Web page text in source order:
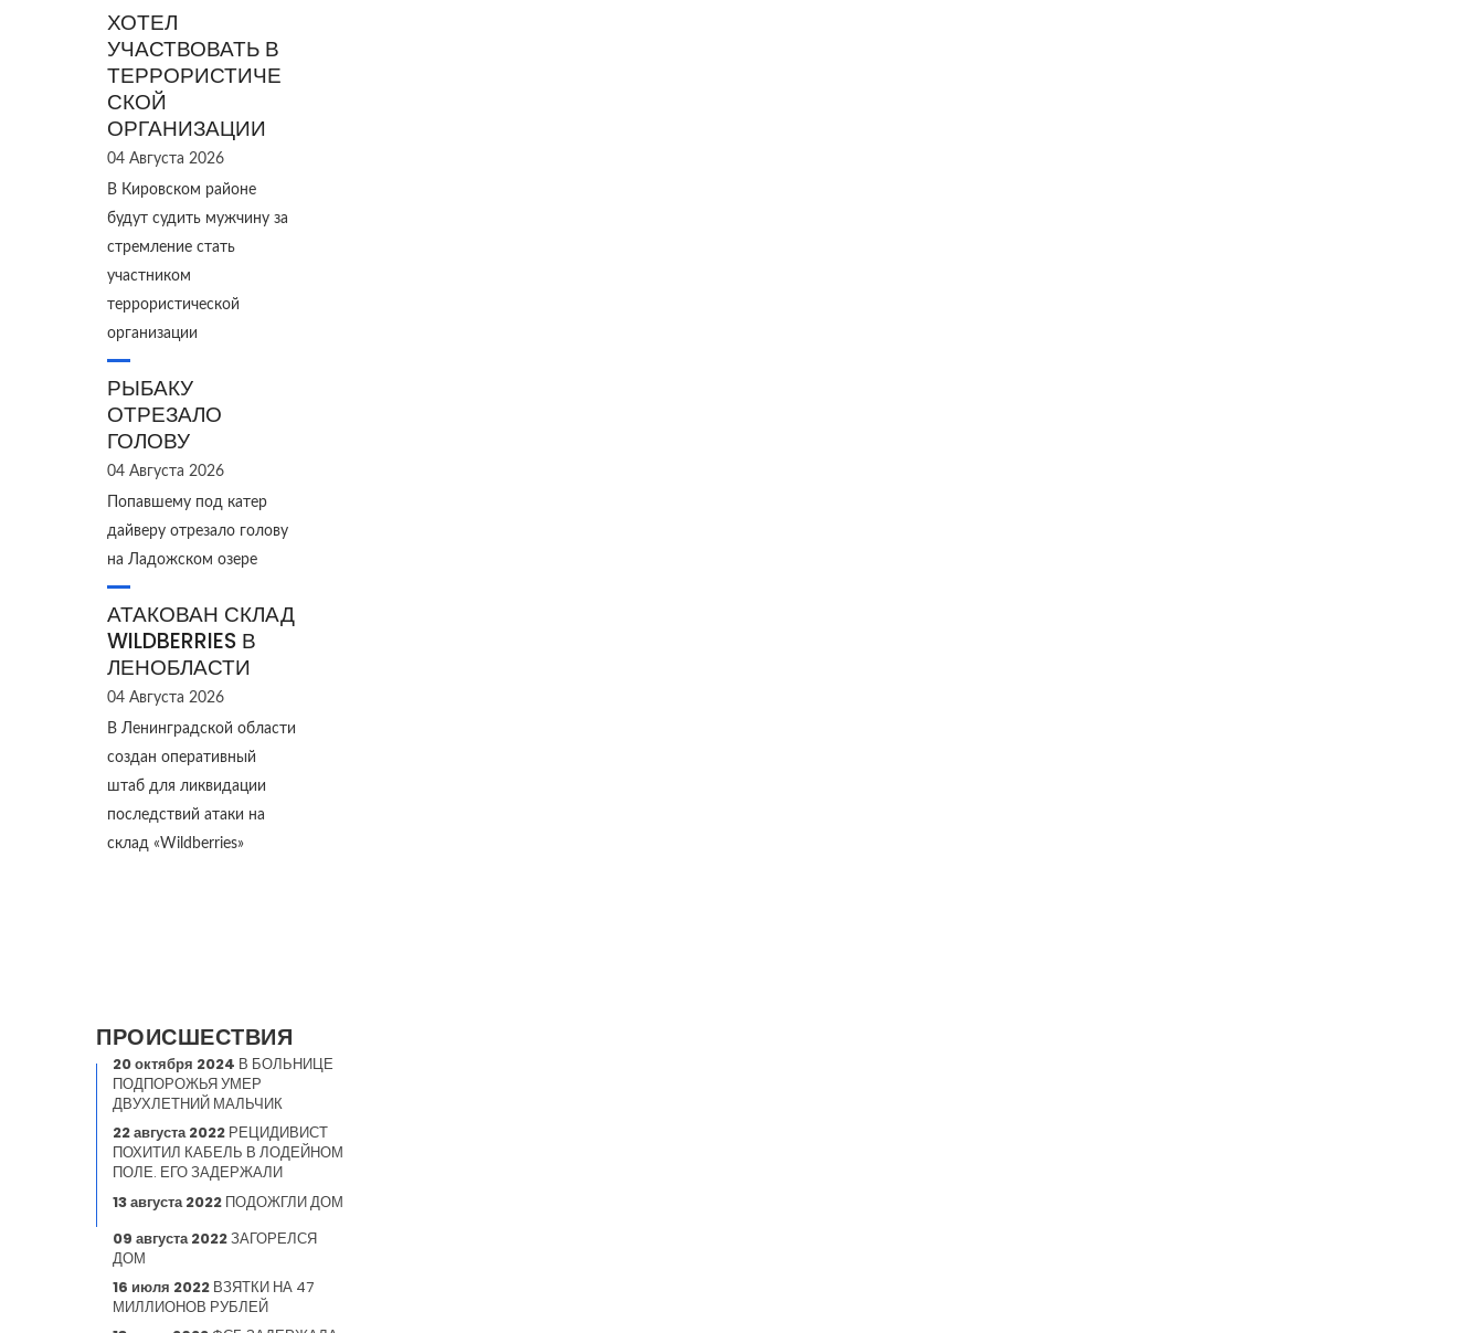
ХОТЕЛ
УЧАСТВОВАТЬ В
ТЕРРОРИСТИЧЕ
СКОЙ
ОРГАНИЗАЦИИ
04 Августа 2026
В Кировском районе
будут судить мужчину за
стремление стать
участником
террористической
организации
РЫБАКУ
ОТРЕЗАЛО
ГОЛОВУ
04 Августа 2026
Попавшему под катер
дайверу отрезало голову
на Ладожском озере
АТАКОВАН СКЛАД
WILDBERRIES В
ЛЕНОБЛАСТИ
04 Августа 2026
В Ленинградской области
создан оперативный
штаб для ликвидации
последствий атаки на
склад «Wildberries»
ПРОИСШЕСТВИЯ
20 октября 2024 В БОЛЬНИЦЕ
ПОДПОРОЖЬЯ УМЕР
ДВУХЛЕТНИЙ МАЛЬЧИК
22 августа 2022 РЕЦИДИВИСТ
ПОХИТИЛ КАБЕЛЬ В ЛОДЕЙНОМ
ПОЛЕ. ЕГО ЗАДЕРЖАЛИ
13 августа 2022 ПОДОЖГЛИ ДОМ
09 августа 2022ЗАГОРЕЛСЯ
ДОМ
16 июля 2022 ВЗЯТКИ НА 47
МИЛЛИОНОВ РУБЛЕЙ